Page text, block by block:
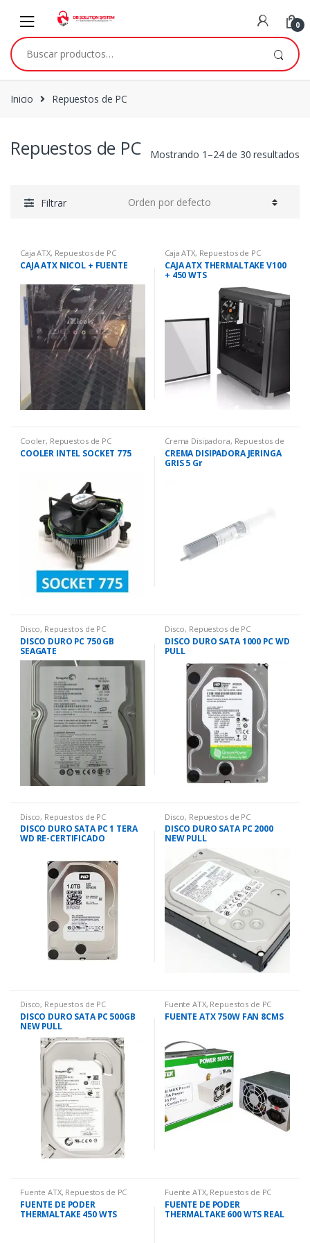
Skip to navigation
Skip to content
0
Buscar por:
Inicio Repuestos de PC
Repuestos de PC Mostrando 1–24 de 30 resultados
Filtrar
Caja ATX, Repuestos de PC
CAJA ATX NICOL + FUENTE
Caja ATX, Repuestos de PC
CAJA ATX THERMALTAKE V100
+ 450 WTS
Cooler, Repuestos de PC
COOLER INTEL SOCKET 775
Crema Disipadora, Repuestos de
PC
CREMA DISIPADORA JERINGA
GRIS 5 Gr
Disco, Repuestos de PC
DISCO DURO PC 750 GB
SEAGATE
Disco, Repuestos de PC
DISCO DURO SATA 1000 PC WD
PULL
Disco, Repuestos de PC
DISCO DURO SATA PC 1 TERA
WD RE-CERTIFICADO
Disco, Repuestos de PC
DISCO DURO SATA PC 2000
NEW PULL
Disco, Repuestos de PC
DISCO DURO SATA PC 500GB
NEW PULL
Fuente ATX, Repuestos de PC
FUENTE ATX 750W FAN 8CMS
Fuente ATX, Repuestos de PC
FUENTE DE PODER
THERMALTAKE 450 WTS
Fuente ATX, Repuestos de PC
FUENTE DE PODER
THERMALTAKE 600 WTS REAL